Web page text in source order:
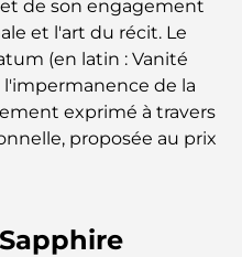
indiens de Dubaï : un
de Palm Jumeirah : une
du luxe et des
de son engagement
et l'art du récit. Le
(en latin : Vanité
de la
exprimé à travers
proposée au prix